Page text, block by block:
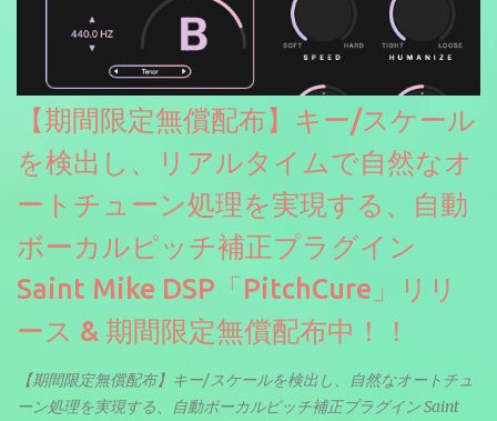
【期間限定無償配布】キー/スケール
を検出し、リアルタイムで自然なオ
ートチューン処理を実現する、自動
ボーカルピッチ補正プラグイン
Saint Mike DSP「PitchCure」リリ
ース & 期間限定無償配布中！！
【期間限定無償配布】キー/スケールを検出し、自然なオートチュ
ーン処理を実現する、自動ボーカルピッチ補正プラグイン Saint